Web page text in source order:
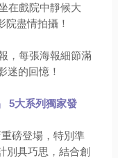
在戲院中靜候大
盡情拍攝！
，每張海報細節滿
迷的回憶！
5大系列獨家發
磅登場，特別準
別具巧思，結合創